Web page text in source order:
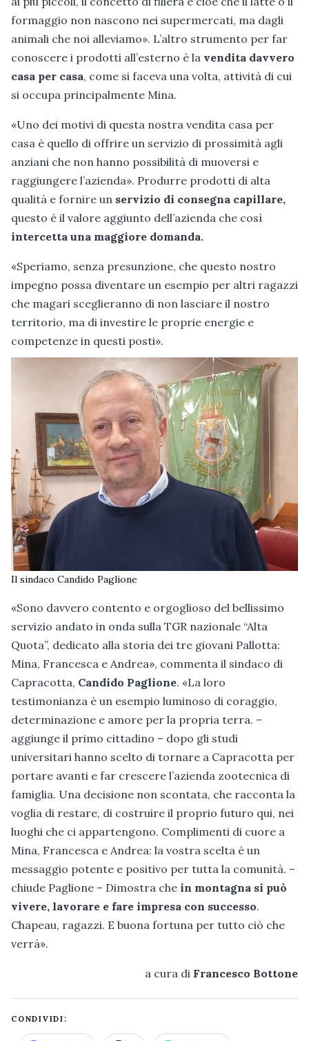
formaggio non nascono nei supermercati, ma dagli
animali che noi alleviamo». L’altro strumento per far
conoscere i prodotti all’esterno è la vendita davvero
casa per casa, come si faceva una volta, attività di cui
si occupa principalmente Mina.
«Uno dei motivi di questa nostra vendita casa per
casa è quello di offrire un servizio di prossimità agli
anziani che non hanno possibilità di muoversi e
raggiungere l’azienda». Produrre prodotti di alta
qualità e fornire un servizio di consegna capillare,
questo è il valore aggiunto dell’azienda che così
intercetta una maggiore domanda.
«Speriamo, senza presunzione, che questo nostro
impegno possa diventare un esempio per altri ragazzi
che magari sceglieranno di non lasciare il nostro
territorio, ma di investire le proprie energie e
competenze in questi posti».
Il sindaco Candido Paglione
«Sono davvero contento e orgoglioso del bellissimo
servizio andato in onda sulla TGR nazionale “Alta
Quota”, dedicato alla storia dei tre giovani Pallotta:
Mina, Francesca e Andrea», commenta il sindaco di
Capracotta, Candido Paglione. «La loro
testimonianza è un esempio luminoso di coraggio,
determinazione e amore per la propria terra. –
aggiunge il primo cittadino – dopo gli studi
universitari hanno scelto di tornare a Capracotta per
portare avanti e far crescere l’azienda zootecnica di
famiglia. Una decisione non scontata, che racconta la
voglia di restare, di costruire il proprio futuro qui, nei
luoghi che ci appartengono. Complimenti di cuore a
Mina, Francesca e Andrea: la vostra scelta è un
messaggio potente e positivo per tutta la comunità. –
chiude Paglione – Dimostra che in montagna si può
vivere, lavorare e fare impresa con successo.
Chapeau, ragazzi. E buona fortuna per tutto ciò che
verrà».
a cura di Francesco Bottone
CONDIVIDI: